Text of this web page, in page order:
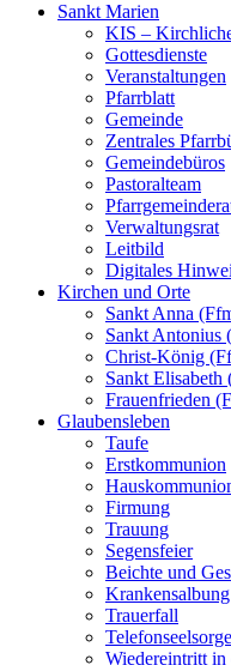
Sankt Marien
KIS –
Gottesdienste
Veranstaltungen
Pfarrblatt
Gemeinde
Zentrales
Gemeindebüros
Pastoralteam
Verwaltungsrat
Leitbild
Digitales
Kirchen und Orte
Sankt Anna
Sankt Antonius
Christ-König
Sankt
Frauenfrieden
Glaubensleben
Taufe
Erstkommunion
Firmung
Trauung
Segensfeier
Beichte und
Krankensalbung
Trauerfall
Telefonseelsorge
Wiedereintritt